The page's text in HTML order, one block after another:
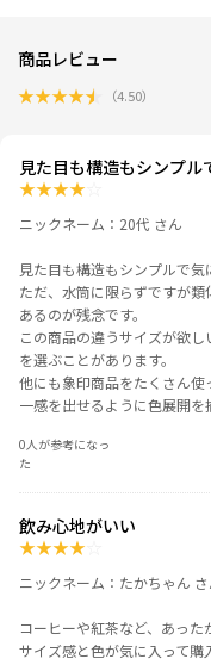
商品レビュー
★★★★★ （4.50）
見た目も構造もシンプル
★★★★
ニックネーム：20代 さん
見た目も構造もシンプルで気
ただ、水筒に限らずですが
あるのが残念です。
この商品の違うサイズが欲
を選ぶことがあります。
他にも象印商品をたくさん
一感を出せるように色展開を
0人が参考になっ
た
飲み心地がいい
★★★★
ニックネーム：たかちゃん さ
コーヒーや紅茶など、あった
サイズ感と色が気に入って購